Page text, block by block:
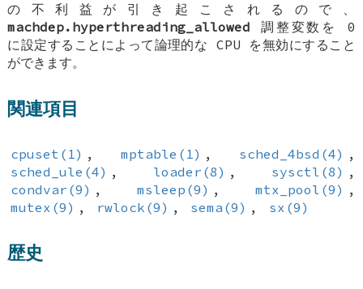
の不利益が引き起こされるので、
machdep.hyperthreading_allowed 調整変数を 0
に設定することによって論理的な CPU を無効にすること
ができます。
関連項目
cpuset(1) , mptable(1) , sched_4bsd(4) ,
sched_ule(4) , loader(8) , sysctl(8) ,
condvar(9) , msleep(9) , mtx_pool(9) ,
mutex(9) , rwlock(9) , sema(9) , sx(9)
歴史